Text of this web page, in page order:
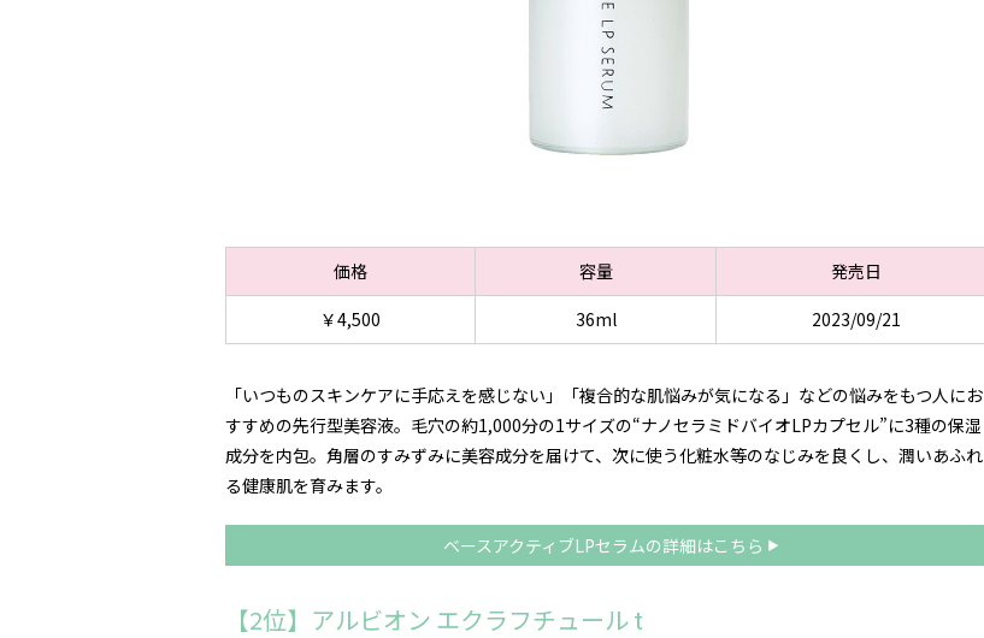
価格 容量
発売日
￥4,500
36ml 2023/09/21
「いつものスキンケアに手応えを感じない」「複合的な肌悩みが気になる」などの悩みをもつ人にお
すすめの先行型美容液。毛穴の約1,000分の1サイズの“ナノセラミドバイオLPカプセル”に3種の保湿
成分を内包。角層のすみずみに美容成分を届けて、次に使う化粧水等のなじみを良くし、潤いあふれ
る健康肌を育みます。
ベースアクティブLPセラムの詳細はこちら
【2位】アルビオン エクラフチュール t